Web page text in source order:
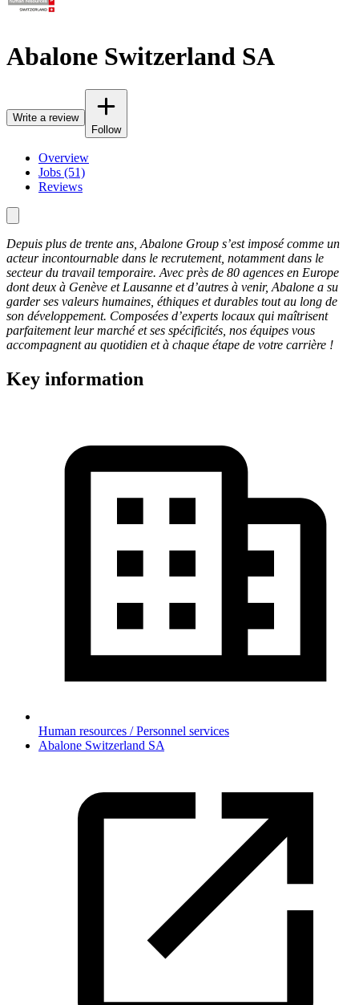
Abalone Switzerland SA
Write a review
Follow
Overview
Jobs (51)
Reviews
Depuis plus de trente ans, Abalone Group s’est imposé comme un
acteur incontournable dans le recrutement, notamment dans le
secteur du travail temporaire. Avec près de 80 agences en Europe
dont deux à Genève et Lausanne et d’autres à venir, Abalone a su
garder ses valeurs humaines, éthiques et durables tout au long de
son développement. Composées d’experts locaux qui maîtrisent
parfaitement leur marché et ses spécificités, nos équipes vous
accompagnent au quotidien et à chaque étape de votre carrière !
Key information
Human resources / Personnel services
Abalone Switzerland SA